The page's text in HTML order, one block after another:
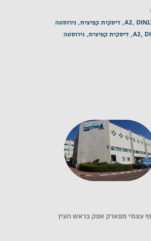
A2,
, דיסקית קפיצית, נירוסטה
A2,
, דיסקית קפיצית, נירוסטה
עצמי מפארק אפק בראש העין